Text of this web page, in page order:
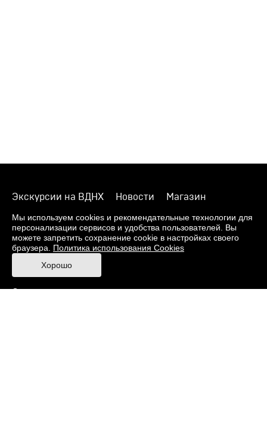
Экскурсии на ВДНХ Новости
Магазин
О музее
Фонды
Виртуальный музей
Издания
Пресс-центр
Контакты
Правила посещения Музея
Ответы на частые вопросы
Мы используем cookies и рекомендательные технологии для
персонализации сервисов и удобства пользователей. Вы
можете запретить сохранение cookie в настройках своего
браузера. Политика использования Cookies
Хорошо